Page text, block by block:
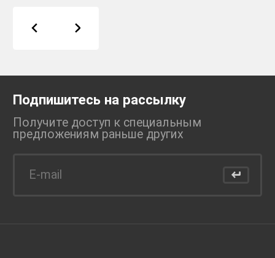
Подпишитесь на рассылку
Получите доступ к специальным
предложениям раньше других